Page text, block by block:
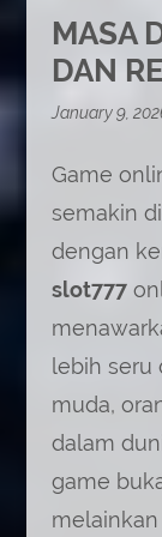
MASA
DAN
January 9,
Game
semakin
dengan
slot777
lebih seru
muda,
dalam
game